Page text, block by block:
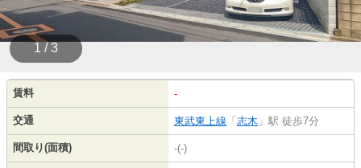
1 / 3
賃料 -
交通 東武東上線 「 志木 」駅 徒歩7分
間取り(面積) -(-)